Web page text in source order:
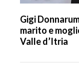
Gigi
marito e
Valle d’Itria